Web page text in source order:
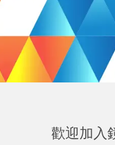
歡迎加入